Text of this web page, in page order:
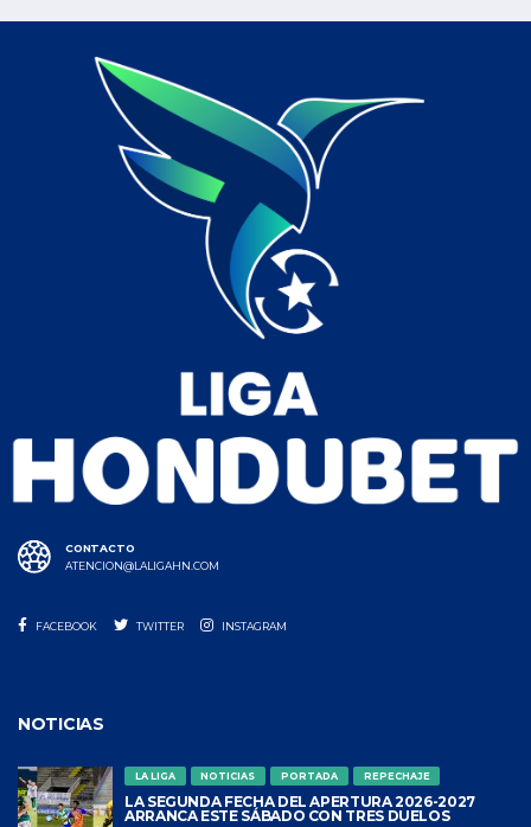
CONTACTO
ATENCION@LALIGAHN.COM
FACEBOOK TWITTER INSTAGRAM
NOTICIAS
LA LIGA NOTICIAS PORTADA REPECHAJE
LA SEGUNDA FECHA DEL APERTURA 2026-2027
ARRANCA ESTE SÁBADO CON TRES DUELOS